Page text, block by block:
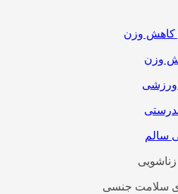
کاهش وزن
وزن
سالم
سلامت جنسی